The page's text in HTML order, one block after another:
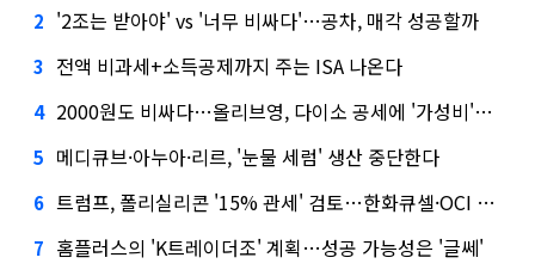
2 '2조는 받아야' vs '너무 비싸다'…공차, 매각 성공할까
3 전액 비과세+소득공제까지 주는 ISA 나온다
4 2000원도 비싸다…올리브영, 다이소 공세에 '가성비'로 맞불
5 메디큐브·아누아·리르, '눈물 세럼' 생산 중단한다
6 트럼프, 폴리실리콘 '15% 관세' 검토…한화큐셀·OCI 영향은?
7 홈플러스의 'K트레이더조' 계획…성공 가능성은 '글쎄'